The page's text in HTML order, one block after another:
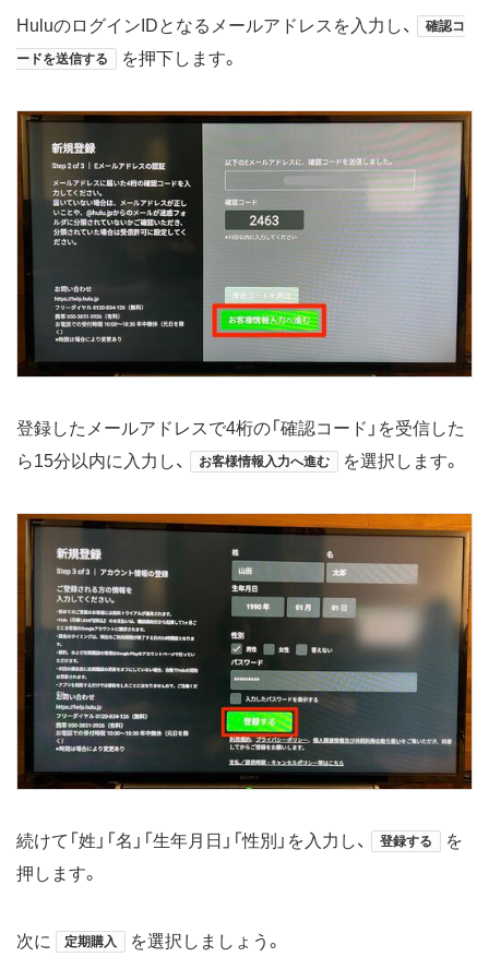
HuluのログインIDとなるメールアドレスを入力し、 確認コ
ードを送信する を押下します。
登録したメールアドレスで4桁の「確認コード」を受信した
ら15分以内に入力し、
お客様情報入力へ進む を選択します。
続けて「姓」「名」「生年月日」「性別」を入力し、 登録する
を
押します。
次に 定期購入 を選択しましょう。